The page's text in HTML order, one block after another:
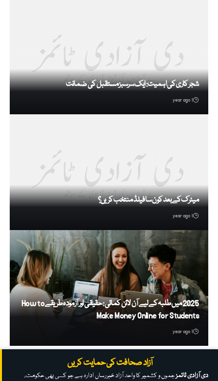
شجر کاری کی اہمیت: ایک سرسبز مستقبل کی ضمانت
1 year ago
میٹرک کے بعد کون سا فیلڈ منتخب کریں؟
1 year ago
2025 میں طلبہ کے لیے آن لائن کمائی: حقیقی اور آزمودہ طریقے How to
Make Money Online for Students
1 year ago
آزاد صحافت کی حمایت کریں
دی آزادی ٹائمزجموں و کشمیر کا واحد آزاد خبررساں ادارہ ہے جو کسی بھی حکومت،